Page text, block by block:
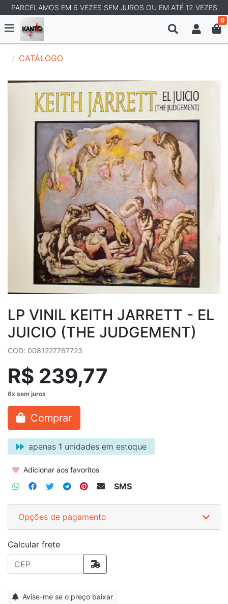
PARCELAMOS EM 6 VEZES SEM JUROS OU EM ATÉ 12 VEZES
0
CATÁLOGO
LP VINIL KEITH JARRETT - EL
JUICIO (THE JUDGEMENT)
COD: 0081227767723
R$ 239,77
Comprar
apenas 1 unidades em estoque
Adicionar aos favoritos
SMS
Opções de pagamento
Calcular frete
Avise-me se o preço baixar